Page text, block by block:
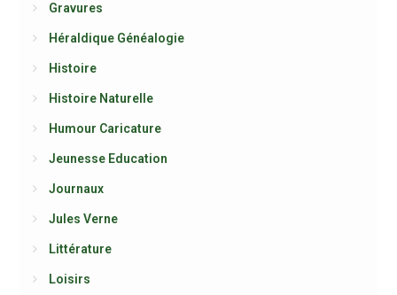
Gravures
Héraldique Généalogie
Histoire
Histoire Naturelle
Humour Caricature
Jeunesse Education
Journaux
Jules Verne
Littérature
Loisirs